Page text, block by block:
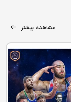
مشاهده بیشتر